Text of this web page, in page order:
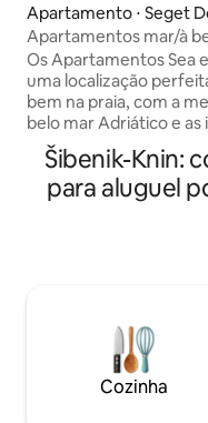
Apartamento ⋅ Seget
Apartamentos mar/à
manhã/piscina/jacuzzi
Os Apartamentos Sea
uma localização
bem na praia, com a
belo mar Adriático e as
tranquila e silenciosa.
há um calçadão à
quilômetros de
contém anfitriões
saudável em
de restaurantes a
Split via táxis de barco.
Šibenik-Knin:
para aluguel
Cozinha